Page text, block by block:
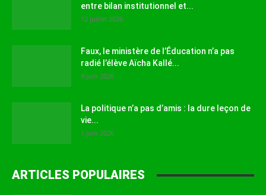
entre bilan institutionnel et...
12 juillet 2026
Faux, le ministère de l’Éducation n’a pas
radié l’élève Aïcha Kallé...
9 juin 2026
La politique n’a pas d’amis : la dure leçon de
vie...
1 juin 2026
ARTICLES POPULAIRES